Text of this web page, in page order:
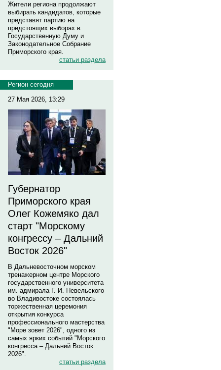
Жители региона продолжают
выбирать кандидатов, которые
представят партию на
предстоящих выборах в
Государственную Думу и
Законодательное Собрание
Приморского края.
статьи раздела
Регион сегодня
27 Мая 2026, 13:29
Губернатор
Приморского края
Олег Кожемяко дал
старт "Морскому
конгрессу – Дальний
Восток 2026"
В Дальневосточном морском
тренажерном центре Морского
государственного университета
им. адмирала Г. И. Невельского
во Владивостоке состоялась
торжественная церемония
открытия конкурса
профессионального мастерства
"Море зовет 2026", одного из
самых ярких событий "Морского
конгресса – Дальний Восток
2026".
статьи раздела